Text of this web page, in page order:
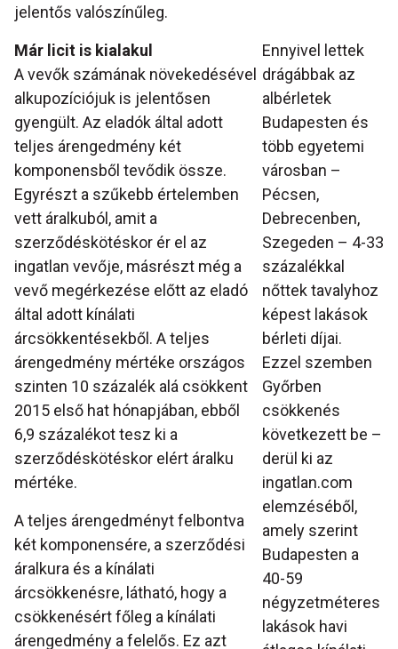
jelentős valószínűleg.
Ennyivel lettek
drágábbak az
albérletek
Budapesten és
több egyetemi
városban –
Pécsen,
Debrecenben,
Szegeden – 4-33
százalékkal
nőttek tavalyhoz
képest lakások
bérleti díjai.
Ezzel szemben
Győrben
csökkenés
következett be –
derül ki az
ingatlan.com
elemzéséből,
amely szerint
Budapesten a
40-59
négyzetméteres
lakások havi
Már licit is kialakul
A vevők számának növekedésével
alkupozíciójuk is jelentősen
gyengült. Az eladók által adott
teljes árengedmény két
komponensből tevődik össze.
Egyrészt a szűkebb értelemben
vett áralkuból, amit a
szerződéskötéskor ér el az
ingatlan vevője, másrészt még a
vevő megérkezése előtt az eladó
által adott kínálati
árcsökkentésekből. A teljes
árengedmény mértéke országos
szinten 10 százalék alá csökkent
2015 első hat hónapjában, ebből
6,9 százalékot tesz ki a
szerződéskötéskor elért áralku
mértéke.
A teljes árengedményt felbontva
két komponensére, a szerződési
áralkura és a kínálati
árcsökkenésre, látható, hogy a
csökkenésért főleg a kínálati
árengedmény a felelős. Ez azt